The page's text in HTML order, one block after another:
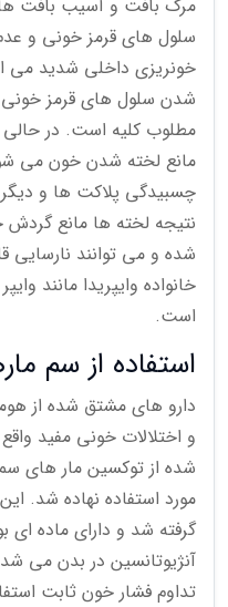
مرگ بافت و آسیب بافت
سلول های قرمز خونی و
خونریزی داخلی شدید می
شدن سلول های قرمز خونی
مطلوب کلیه است. در حالی
مانع لخته شدن خون می
چسبیدگی پلاکت ها و
نتیجه لخته ها مانع
شده و می توانند نارسایی
خانواده وایپریدا مانند
است.
استفاده از سم
دارو های مشتق شده از
و اختلالات خونی مفید
شده از توکسین مار های
مورد استفاده نهاده شد.
گرفته شد و دارای ماده ای
آنژیوتانسین در بدن می
تداوم فشار خون ثابت